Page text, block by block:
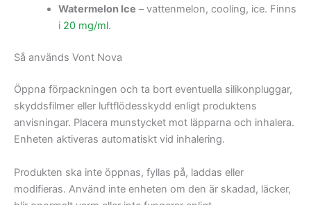
Watermelon Ice – vattenmelon, cooling, ice. Finns
i 20 mg/ml.
Så används Vont Nova
Öppna förpackningen och ta bort eventuella silikonpluggar,
skyddsfilmer eller luftflödesskydd enligt produktens
anvisningar. Placera munstycket mot läpparna och inhalera.
Enheten aktiveras automatiskt vid inhalering.
Produkten ska inte öppnas, fyllas på, laddas eller
modifieras. Använd inte enheten om den är skadad, läcker,